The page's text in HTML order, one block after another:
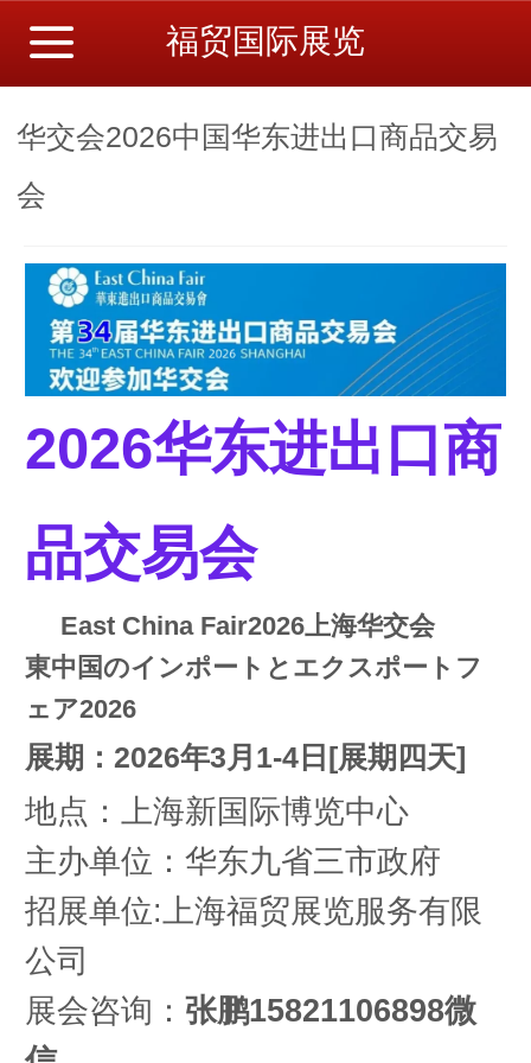
福贸国际展览
华交会2026中国华东进出口商品交易
会
2026华东进出口商
品交易会
East China Fair2026上海华交会
東中国のインポートとエクスポートフ
ェア2026
展期：2026年3月1-4日[展期四天]
地点：上海新国际博览中心
主办单位：华东九省三市政府
招展单位:上海福贸展览服务有限
公司
展会咨询： 张鹏15821106898微